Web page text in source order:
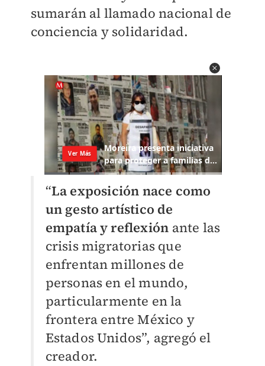
sumarán al llamado nacional de
conciencia y solidaridad.
“La exposición nace como
un gesto artístico de
empatía y reflexión ante las
crisis migratorias que
enfrentan millones de
personas en el mundo,
particularmente en la
frontera entre México y
Estados Unidos”, agregó el
creador.